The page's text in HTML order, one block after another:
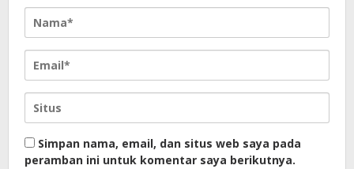
Simpan nama, email, dan situs web saya pada
peramban ini untuk komentar saya berikutnya.